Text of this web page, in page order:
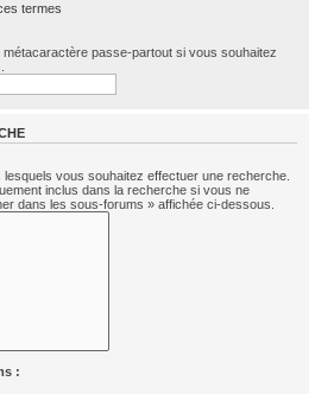
termes
passe-partout si vous souhaitez
vous souhaitez effectuer une recherche.
inclus dans la recherche si vous ne
dans les sous-forums » affichée ci-dessous.
: